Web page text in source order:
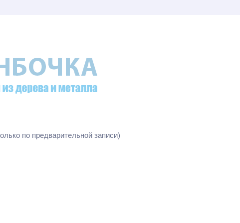
по предварительной записи)